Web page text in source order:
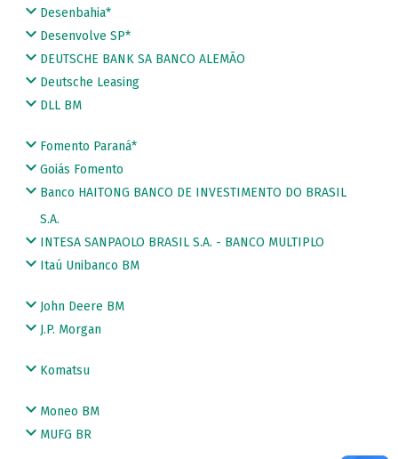
Desenbahia*
Desenvolve SP*
DEUTSCHE BANK SA BANCO ALEMÃO
Deutsche Leasing
DLL BM
Fomento Paraná*
Goiás Fomento
Banco HAITONG BANCO DE INVESTIMENTO DO BRASIL
S.A.
INTESA SANPAOLO BRASIL S.A. - BANCO MULTIPLO
Itaú Unibanco BM
John Deere BM
J.P. Morgan
Komatsu
Moneo BM
MUFG BR